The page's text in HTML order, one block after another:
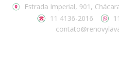
Estrada Imperial, 901,
11 4136-2016